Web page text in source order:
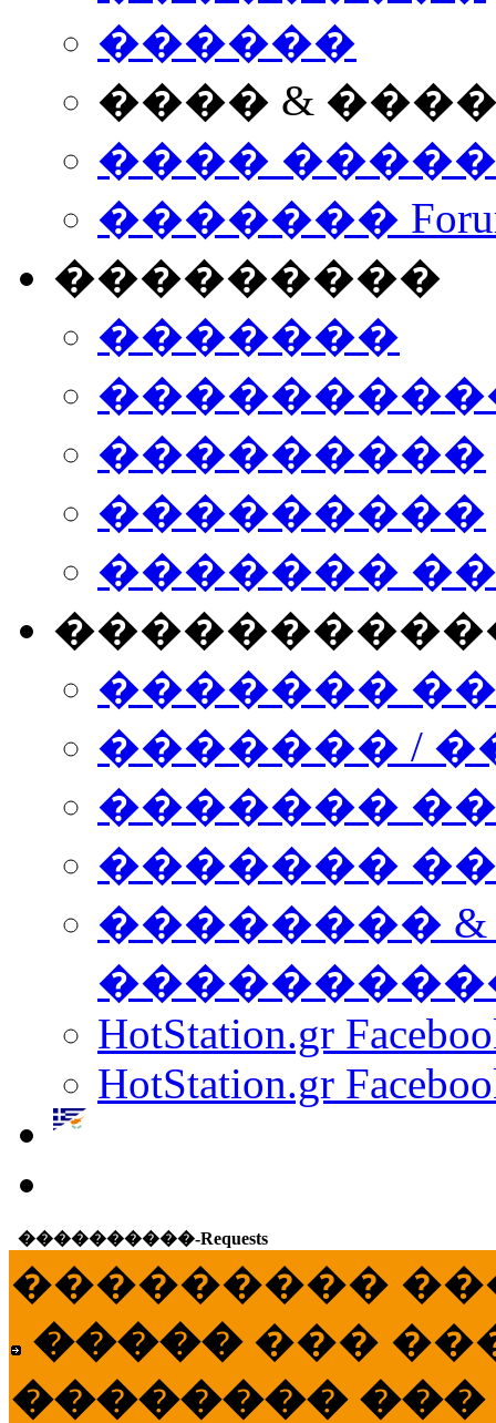
������
���� &
����
�������
���������
�������
���������
���������
�������
�������
������� /
�������
������� ���
��������
HotStation.gr
HotStation.gr
����������-Requests
���������
����� ���
�������� ���